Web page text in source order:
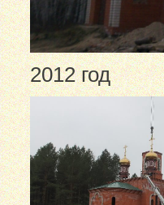
2012 год